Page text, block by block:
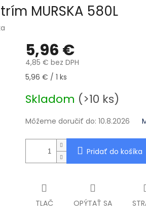
MURSKA 580L
5,96 €
4,85 € bez DPH
Jednotková cena:
5,96 € / 1 ks
Skladom (>10 ks)
Môžeme doručiť do: 10.8.2026
Pridať do košíka
TLAČ OPÝTAŤ SA